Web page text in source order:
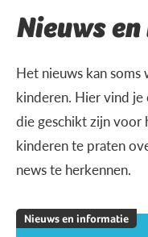
Nieuws
Het nieuws kan
kinderen. Hier vind
die geschikt zijn voor
kinderen te praten
news te herkennen.
Nieuws en informatie